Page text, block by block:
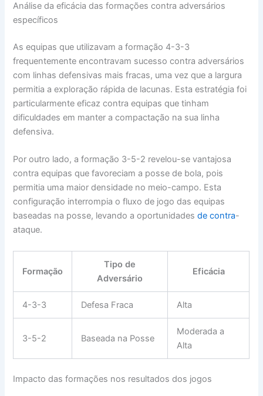
Análise da eficácia das formações contra adversários
específicos
As equipas que utilizavam a formação 4-3-3
frequentemente encontravam sucesso contra adversários
com linhas defensivas mais fracas, uma vez que a largura
permitia a exploração rápida de lacunas. Esta estratégia foi
particularmente eficaz contra equipas que tinham
dificuldades em manter a compactação na sua linha
defensiva.
Por outro lado, a formação 3-5-2 revelou-se vantajosa
contra equipas que favoreciam a posse de bola, pois
permitia uma maior densidade no meio-campo. Esta
configuração interrompia o fluxo de jogo das equipas
baseadas na posse, levando a oportunidadesde contra-
ataque.
Formação
Tipo de
Adversário
Eficácia
4-3-3 Defesa Fraca Alta
3-5-2 Baseada na Posse
Moderada a
Alta
Impacto das formações nos resultados dos jogos